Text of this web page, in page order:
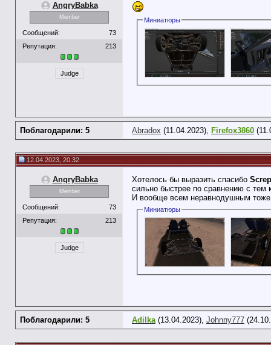
AngryBabka
Member
Сообщений:
73
Репутация:
213
Judge
Миниатюры
Поблагодарили: 5 Abradox (11.04.2023), Firefox3860
12.04.2023, 20:32
AngryBabka
Member
Сообщений:
73
Репутация:
213
Judge
Хотелось бы выразить спасибо
сильно быстрее по сравнению с тем
И вообще всем неравнодушным тоже
Миниатюры
Поблагодарили: 5 Adilka(13.04.2023), Johnny777